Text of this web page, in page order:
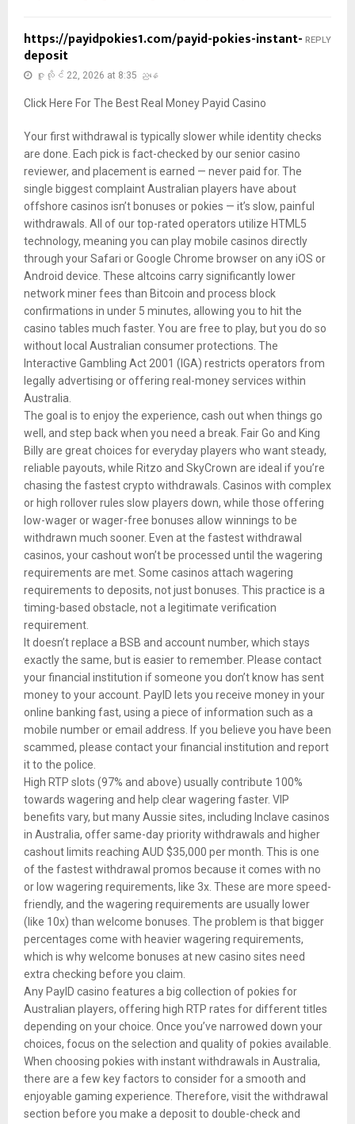
https://payidpokies1.com/payid-pokies-instant-
deposit
ဇူလိုင် 22, 2026 at 8:35 ညနေ
Click Here For The Best Real Money Payid Casino
Your first withdrawal is typically slower while identity checks
are done. Each pick is fact-checked by our senior casino
reviewer, and placement is earned — never paid for. The
single biggest complaint Australian players have about
offshore casinos isn’t bonuses or pokies — it’s slow, painful
withdrawals. All of our top-rated operators utilize HTML5
technology, meaning you can play mobile casinos directly
through your Safari or Google Chrome browser on any iOS or
Android device. These altcoins carry significantly lower
network miner fees than Bitcoin and process block
confirmations in under 5 minutes, allowing you to hit the
casino tables much faster. You are free to play, but you do so
without local Australian consumer protections. The
Interactive Gambling Act 2001 (IGA) restricts operators from
legally advertising or offering real-money services within
Australia.
The goal is to enjoy the experience, cash out when things go
well, and step back when you need a break. Fair Go and King
Billy are great choices for everyday players who want steady,
reliable payouts, while Ritzo and SkyCrown are ideal if you’re
chasing the fastest crypto withdrawals. Casinos with complex
or high rollover rules slow players down, while those offering
low-wager or wager-free bonuses allow winnings to be
withdrawn much sooner. Even at the fastest withdrawal
casinos, your cashout won’t be processed until the wagering
requirements are met. Some casinos attach wagering
requirements to deposits, not just bonuses. This practice is a
timing-based obstacle, not a legitimate verification
requirement.
It doesn’t replace a BSB and account number, which stays
exactly the same, but is easier to remember. Please contact
your financial institution if someone you don’t know has sent
money to your account. PayID lets you receive money in your
online banking fast, using a piece of information such as a
mobile number or email address. If you believe you have been
scammed, please contact your financial institution and report
it to the police.
High RTP slots (97% and above) usually contribute 100%
towards wagering and help clear wagering faster. VIP
benefits vary, but many Aussie sites, including Inclave casinos
in Australia, offer same-day priority withdrawals and higher
cashout limits reaching AUD $35,000 per month. This is one
of the fastest withdrawal promos because it comes with no
or low wagering requirements, like 3x. These are more speed-
friendly, and the wagering requirements are usually lower
(like 10x) than welcome bonuses. The problem is that bigger
percentages come with heavier wagering requirements,
which is why welcome bonuses at new casino sites need
extra checking before you claim.
Any PayID casino features a big collection of pokies for
Australian players, offering high RTP rates for different titles
depending on your choice. Once you’ve narrowed down your
choices, focus on the selection and quality of pokies available.
When choosing pokies with instant withdrawals in Australia,
there are a few key factors to consider for a smooth and
enjoyable gaming experience. Therefore, visit the withdrawal
section before you make a deposit to double-check and
REPLY